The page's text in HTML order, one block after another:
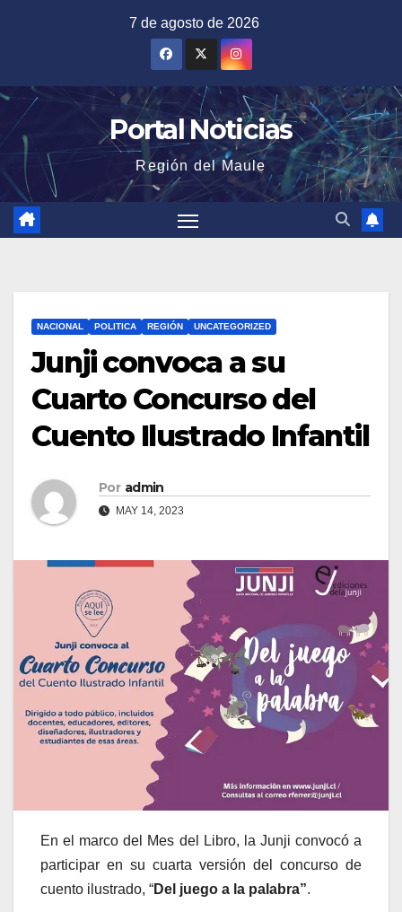
7 de agosto de 2026
Portal Noticias
Región del Maule
NACIONAL POLITICA REGIÓN UNCATEGORIZED
Junji convoca a su
Cuarto Concurso del
Cuento Ilustrado Infantil
Por admin
MAY 14, 2023
En el marco del Mes del Libro, la Junji convocó a
participar en su cuarta versión del concurso de
cuento ilustrado, “Del juego a la palabra”.